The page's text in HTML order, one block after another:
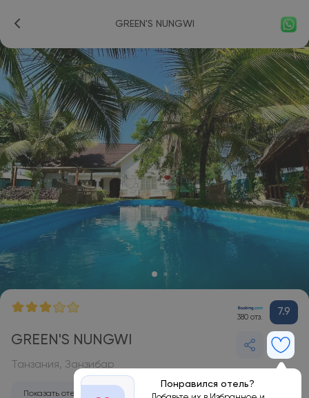
GREEN'S NUNGWI
380 отз. 7.9
GREEN'S NUNGWI
Понравился отель?
Танзания, Занзибар
Показать отель на карте